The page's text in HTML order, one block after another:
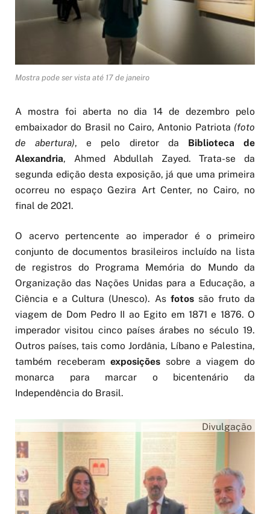
Mostra pode ser vista até 17 de janeiro
A mostra foi aberta no dia 14 de dezembro pelo
embaixador do Brasil no Cairo, Antonio Patriota (foto
de abertura), e pelo diretor da Biblioteca de
Alexandria, Ahmed Abdullah Zayed. Trata-se da
segunda edição desta exposição, já que uma primeira
ocorreu no espaço Gezira Art Center, no Cairo, no
final de 2021.
O acervo pertencente ao imperador é o primeiro
conjunto de documentos brasileiros incluído na lista
de registros do Programa Memória do Mundo da
Organização das Nações Unidas para a Educação, a
Ciência e a Cultura (Unesco). Asfotossão fruto da
viagem de Dom Pedro II ao Egito em 1871 e 1876. O
imperador visitou cinco países árabes no século 19.
Outros países, tais como Jordânia, Líbano e Palestina,
também receberamexposições sobre a viagem do
monarca para marcar o bicentenário da
Independência do Brasil.
Divulgação